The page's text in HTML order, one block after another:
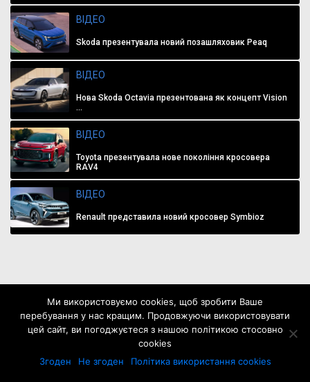
ВІДЕО
Skoda презентувала новий позашляховик Peaq
ВІДЕО
Нова Skoda Octavia презентована як концепт Vision
...
ВІДЕО
Toyota презентувала нове покоління кросовера
RAV4
ВІДЕО
Renault представила новий кросовер Symbioz
Ми використовуємо cookies, щоб зробити Ваше
перебування у нас кращим. Продовжуючи використовувати
цей сайт, ви погоджуєтеся з нашою політикою стосовно
cookies
Згоден
Не згоден Політика використання cookies